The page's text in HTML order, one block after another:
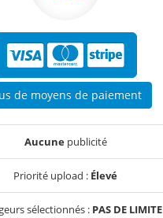
de moyens de paiement
Aucunepublicité
Priorité upload : Élevé
sélectionnés : PAS DE LIMITE